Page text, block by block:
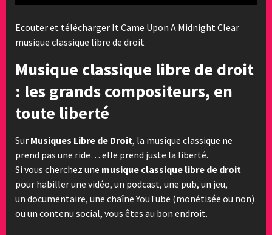
Ecouter et télécharger It Came Upon A Midnight Clear
musique classique libre de droit
Musique classique libre de droit
: les grands compositeurs, en
toute liberté
Sur Musiques Libre de Droit, la musique classique ne
prend pas une ride… elle prend juste la liberté.
Si vous cherchez une musique classique libre de droit
pour habiller une vidéo, un podcast, une pub, un jeu,
un documentaire, une chaîne YouTube (monétisée ou non)
ou un contenu social, vous êtes au bon endroit.